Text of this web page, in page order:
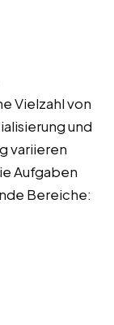
Vielzahl von
und
variieren
Aufgaben
Bereiche: